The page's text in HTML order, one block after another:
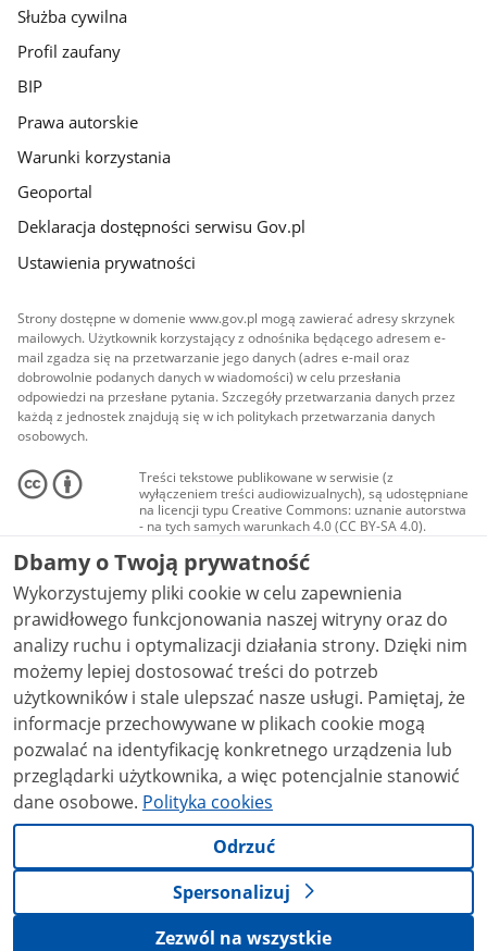
Służba cywilna
Profil zaufany
BIP
Prawa autorskie
Warunki korzystania
Geoportal
Deklaracja dostępności serwisu Gov.pl
Ustawienia prywatności
Strony dostępne w domenie www.gov.pl mogą zawierać adresy skrzynek
mailowych. Użytkownik korzystający z odnośnika będącego adresem e-
mail zgadza się na przetwarzanie jego danych (adres e-mail oraz
dobrowolnie podanych danych w wiadomości) w celu przesłania
odpowiedzi na przesłane pytania. Szczegóły przetwarzania danych przez
każdą z jednostek znajdują się w ich politykach przetwarzania danych
osobowych.
Treści tekstowe publikowane w serwisie (z
wyłączeniem treści audiowizualnych), są udostępniane
na licencji typu Creative Commons: uznanie autorstwa
- na tych samych warunkach 4.0 (CC BY-SA 4.0).
Materiały audiowizualne, w tym zdjęcia, materiały
audio i wideo, są udostępniane na licencji typu
Creative Commons: uznanie autorstwa użycie
niekomercyjne - bez utworów zależnych 4.0 (CC BY-
NC-ND 4.0), o ile nie jest to stwierdzone inaczej.
Dbamy o Twoją prywatność
Wykorzystujemy pliki cookie w celu zapewnienia
prawidłowego funkcjonowania naszej witryny oraz do
analizy ruchu i optymalizacji działania strony. Dzięki nim
możemy lepiej dostosować treści do potrzeb
użytkowników i stale ulepszać nasze usługi. Pamiętaj, że
informacje przechowywane w plikach cookie mogą
pozwalać na identyfikację konkretnego urządzenia lub
przeglądarki użytkownika, a więc potencjalnie stanowić
dane osobowe. Polityka cookies
Odrzuć
Spersonalizuj
Zezwól na wszystkie